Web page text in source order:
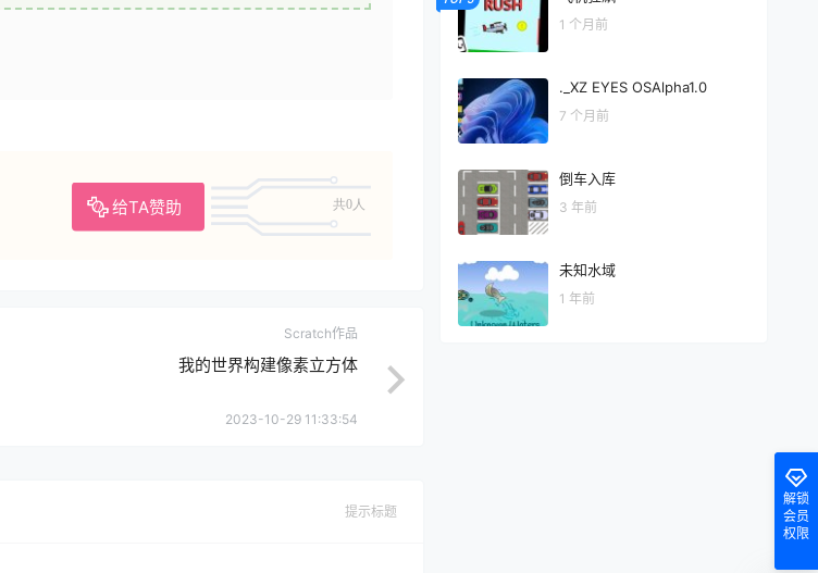
给TA赞助 共0人
Scratch作品
我的世界构建像素立方体
2023-10-29 11:33:54
提示标题
1 个月前
._XZ EYES OSAlpha1.0
7 个月前
倒车入库
3 年前
未知水域
1 年前
解锁
会员
权限